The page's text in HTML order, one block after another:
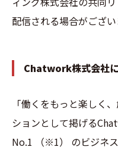
配信される場合がござ
Chatwork株式会社
「働くをもっと楽しく
ションとして掲げる
No.1
（※1）
のビジネ